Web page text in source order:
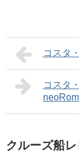
コスタ
コスタ
クルーズ船